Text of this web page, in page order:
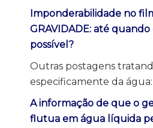
Imponderabilidade no
GRAVIDADE: até quando
possível?
Outras postagens
especificamente da água:
A informação de que o
flutua em água líquida